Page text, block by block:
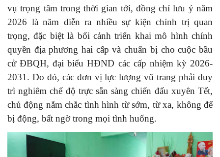
vụ trọng tâm trong thời gian tới, đồng chí lưu ý năm
2026 là năm diễn ra nhiều sự kiện chính trị quan
trọng, đặc biệt là bối cảnh triển khai mô hình chính
quyền địa phương hai cấp và chuẩn bị cho cuộc bầu
cử ĐBQH, đại biểu HĐND các cấp nhiệm kỳ 2026-
2031. Do đó, các đơn vị lực lượng vũ trang phải duy
trì nghiêm chế độ trực sẵn sàng chiến đấu xuyên Tết,
chủ động nắm chắc tình hình từ sớm, từ xa, không để
bị động, bất ngờ trong mọi tình huống.